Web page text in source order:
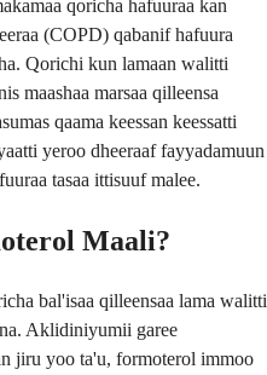
qoricha hafuuraa kan
(COPD) qabanif hafuura
Qorichi kun lamaan walitti
maashaa marsaa qilleensa
qaama keessan keessatti
yeroo dheeraaf fayyadamuun
tasaa ittisuuf malee.
Maali?
bal'isaa qilleensaa lama walitti
Aklidiniyumii garee
jiru yoo ta'u, formoterol immoo